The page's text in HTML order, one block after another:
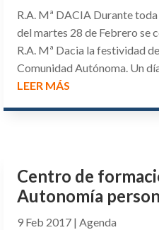
R.A. Mª DACIA Durante
del martes 28 de Febrero se
R.A. Mª Dacia la festividad
Comunidad Autónoma. Un
LEER MÁS
Centro de
Autonomía
9 Feb 2017 |Agenda